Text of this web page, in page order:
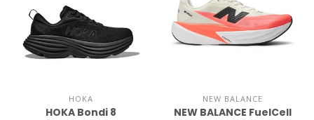
HOKA
HOKA Bondi 8
NEW BALANCE
NEW BALANCE FuelCell